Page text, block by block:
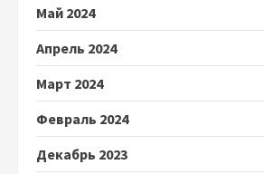
Май 2024
Апрель 2024
Март 2024
Февраль 2024
Декабрь 2023